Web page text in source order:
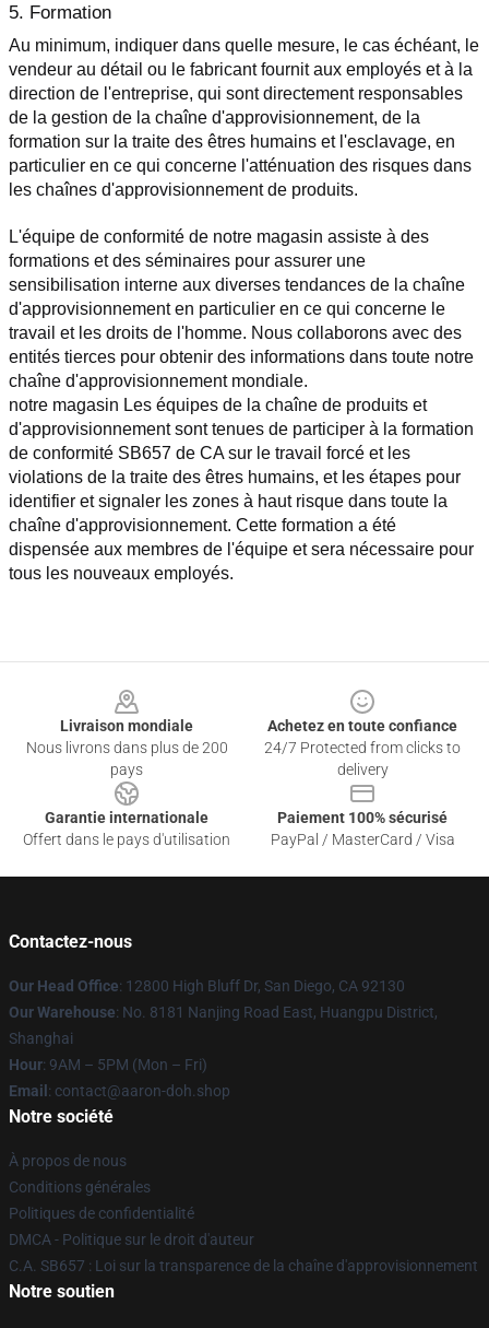
5. Formation
Au minimum, indiquer dans quelle mesure, le cas échéant, le
vendeur au détail ou le fabricant fournit aux employés et à la
direction de l'entreprise, qui sont directement responsables
de la gestion de la chaîne d'approvisionnement, de la
formation sur la traite des êtres humains et l'esclavage, en
particulier en ce qui concerne l'atténuation des risques dans
les chaînes d'approvisionnement de produits.
L'équipe de conformité de notre magasin assiste à des
formations et des séminaires pour assurer une
sensibilisation interne aux diverses tendances de la chaîne
d'approvisionnement en particulier en ce qui concerne le
travail et les droits de l'homme. Nous collaborons avec des
entités tierces pour obtenir des informations dans toute notre
chaîne d'approvisionnement mondiale.
notre magasin Les équipes de la chaîne de produits et
d'approvisionnement sont tenues de participer à la formation
de conformité SB657 de CA sur le travail forcé et les
violations de la traite des êtres humains, et les étapes pour
identifier et signaler les zones à haut risque dans toute la
chaîne d'approvisionnement. Cette formation a été
dispensée aux membres de l'équipe et sera nécessaire pour
tous les nouveaux employés.
Livraison mondiale
Nous livrons dans plus de 200
pays
Achetez en toute confiance
24/7 Protected from clicks to
delivery
Garantie internationale
Offert dans le pays d'utilisation
Paiement 100% sécurisé
PayPal / MasterCard / Visa
Contactez-nous
Our Head Office: 12800 High Bluff Dr, San Diego, CA 92130
Our Warehouse: No. 8181 Nanjing Road East, Huangpu District,
Shanghai
Hour: 9AM – 5PM (Mon – Fri)
Email : contact@aaron-doh.shop
Notre société
À propos de nous
Conditions générales
Politiques de confidentialité
DMCA - Politique sur le droit d'auteur
C.A. SB657 : Loi sur la transparence de la chaîne d'approvisionnement
Notre soutien